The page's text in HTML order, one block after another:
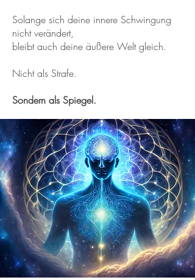
Solange sich deine innere Schwingung
nicht verändert,
bleibt auch deine äußere Welt gleich.
Nicht als Strafe.
Sondern als Spiegel.